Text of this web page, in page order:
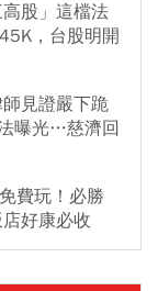
股」這檔法
，台股明開
見證嚴下跪
曝光…慈濟回
費玩！必勝
好康必收